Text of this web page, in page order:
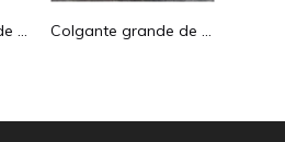
Frijoles redondos de nácar Natural para diseño de collar, corte de letras, cabujón de tamaño pequeño, fabricación de pulseras, concha de diseño Colgante grande de nácar Natural con imagen de animal, cuadrado de corte para collar con cabujón de diseño en relieve de concha amarilla